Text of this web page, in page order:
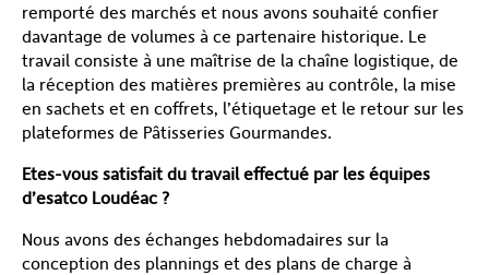
remporté des marchés et nous avons souhaité confier
davantage de volumes à ce partenaire historique. Le
travail consiste à une maîtrise de la chaîne logistique, de
la réception des matières premières au contrôle, la mise
en sachets et en coffrets, l’étiquetage et le retour sur les
plateformes de Pâtisseries Gourmandes.
Etes-vous satisfait du travail effectué par les équipes
d’esatco Loudéac ?
Nous avons des échanges hebdomadaires sur la
conception des plannings et des plans de charge à